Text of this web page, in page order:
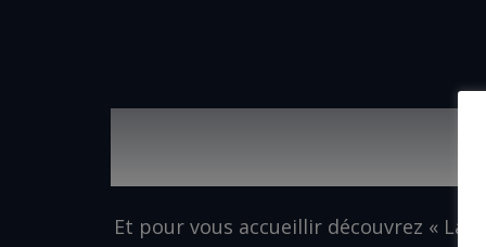
DEVENEZ UN
NOTRE
Et pour vous accueillir découvrez « La